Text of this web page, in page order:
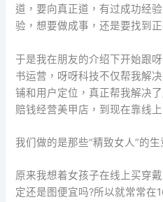
道，要向真正道，有过成功经
验，想要做成事，还是要找到
于是我在朋友的介绍下开始跟
书运营，呀呀科技不仅帮我解
铺和用户定位，真正帮我解决
赔钱经营美甲店，到现在靠线
我们做的是那些“精致女人”的生
原来我想着女孩子在线上买穿
定还是图便宜吗?所以就常常在